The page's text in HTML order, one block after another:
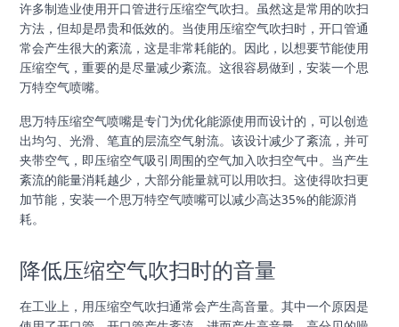
许多制造业使用开口管进行压缩空气吹扫。虽然这是常用的吹扫
方法，但却是昂贵和低效的。当使用压缩空气吹扫时，开口管通
常会产生很大的紊流，这是非常耗能的。因此，以想要节能使用
压缩空气，重要的是尽量减少紊流。这很容易做到，安装一个思
万特空气喷嘴。
思万特压缩空气喷嘴是专门为优化能源使用而设计的，可以创造
出均匀、光滑、笔直的层流空气射流。该设计减少了紊流，并可
夹带空气，即压缩空气吸引周围的空气加入吹扫空气中。当产生
紊流的能量消耗越少，大部分能量就可以用吹扫。这使得吹扫更
加节能，安装一个思万特空气喷嘴可以减少高达35%的能源消
耗。
降低压缩空气吹扫时的音量
在工业上，用压缩空气吹扫通常会产生高音量。其中一个原因是